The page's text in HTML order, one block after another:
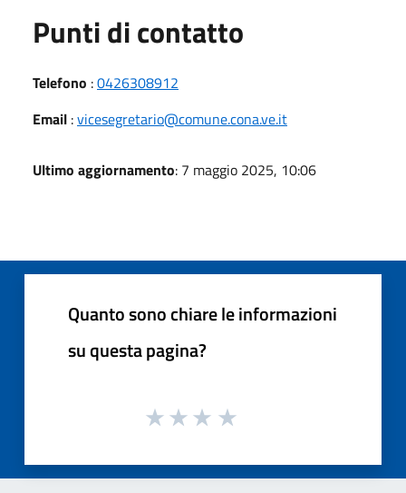
Punti di contatto
Telefono :0426308912
Email :vicesegretario@comune.cona.ve.it
Ultimo aggiornamento: 7 maggio 2025, 10:06
Quanto sono chiare le informazioni
su questa pagina?